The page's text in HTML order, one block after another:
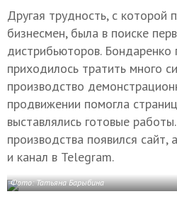
Другая трудность, с которой
бизнесмен, была в поиске
дистрибьюторов. Бондаренко
приходилось тратить много
производство
продвижении помогла
выставлялись готовые
производства появился сайт,
и канал в Telegram.
Фото: Татьяна Барыбина